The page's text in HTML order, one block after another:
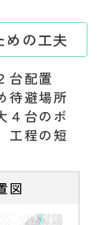
の工夫
台配置
待避場所
４台のボ
工程の短
図